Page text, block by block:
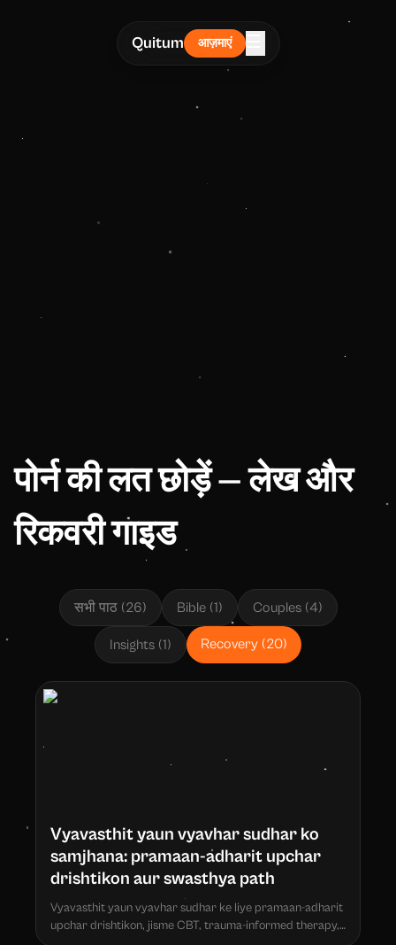
Quitum आज़माएं ☰
पोर्न की लत छोड़ें — लेख और
रिकवरी गाइड
सभी पाठ(26) Bible(1) Couples(4)
Insights (1) Recovery (20)
Vyavasthit yaun vyavhar sudhar ko
samjhana: pramaan-adharit upchar
drishtikon aur swasthya path
Vyavasthit yaun vyavhar sudhar ke liye pramaan-adharit
upchar drishtikon, jisme CBT, trauma-informed therapy,